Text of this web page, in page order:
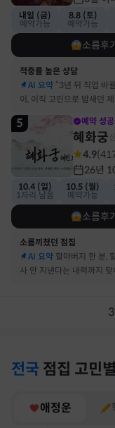
내일 (금)
예약가능
8.8 (토)
예약가능
소름후
적중률 높은 상담
AI 요약 “3년 뒤 직업 바
이, 이직 고민으로 밤새던
기했어요
5 예약 성
혜화궁
4.9(
26년
10.4 (일)
1자리 남음
10.5 (월)
예약가능
소름후
소름끼쳤던 점집
AI 요약 할아버지 한 분,
사 안 지낸다는 내력까지
전국 점집 고민별
애정운